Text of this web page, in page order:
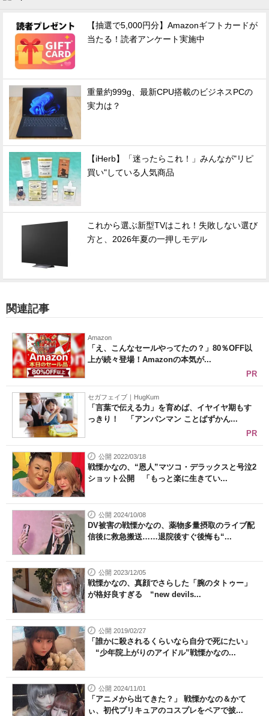
【抽選で5,000円分】Amazonギフトカードが
当たる！読者アンケート実施中
重量約999g、最新CPU搭載のビジネスPCの
実力は？
【iHerb】「迷ったらこれ！」みんなが"リピ
買い"している人気商品
これから選ぶ新型TVはこれ！失敗しない選び
方と、2026年夏の一押しモデル
関連記事
Amazon
「え、こんなセールやってたの？」80％OFF以
上が続々登場！Amazonの本気が...
PR
セガフェイブ｜HugKum
「言葉で伝える力」を育めば、イヤイヤ期もす
っきり！ 「アンパンマン ことばずかん...
PR
公開 2022/03/18
戦慄かなの、“恩人”マツコ・デラックスと号泣2
ショット公開 「もっと楽に生きてい...
公開 2024/10/08
DV被害の戦慄かなの、薬物多量摂取のライブ配
信後に救急搬送……退院後すぐ後悔も“...
公開 2023/12/05
戦慄かなの、真顔でさらした「腕のタトゥー」
が格好良すぎる “new devils...
公開 2019/02/27
「誰かに殺されるくらいなら自分で死にたい」
“少年院上がりのアイドル”戦慄かなの...
公開 2024/11/01
「アニメから出てきた？」 戦慄かなの＆かて
ぃ、初代プリキュアのコスプレをペアで披...